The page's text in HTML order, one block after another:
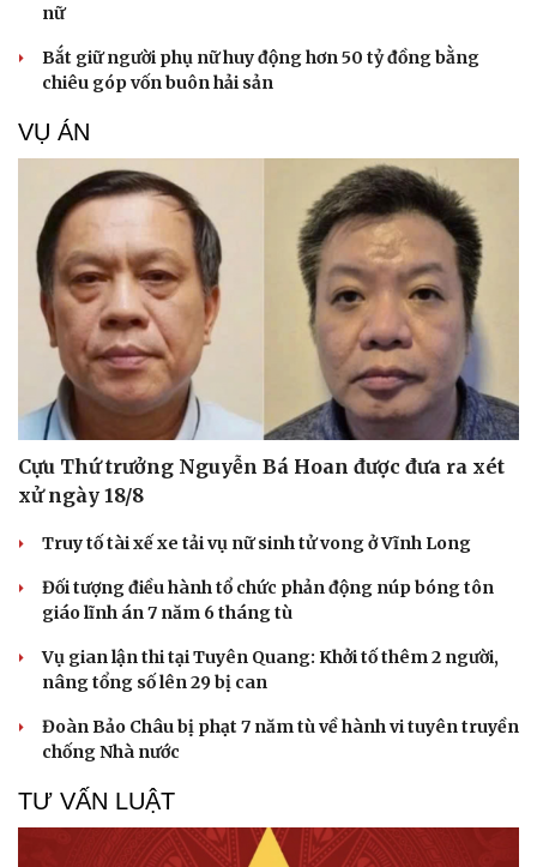
nữ
Bắt giữ người phụ nữ huy động hơn 50 tỷ đồng bằng
chiêu góp vốn buôn hải sản
VỤ ÁN
Cựu Thứ trưởng Nguyễn Bá Hoan được đưa ra xét
xử ngày 18/8
Truy tố tài xế xe tải vụ nữ sinh tử vong ở Vĩnh Long
Đối tượng điều hành tổ chức phản động núp bóng tôn
giáo lĩnh án 7 năm 6 tháng tù
Vụ gian lận thi tại Tuyên Quang: Khởi tố thêm 2 người,
nâng tổng số lên 29 bị can
Đoàn Bảo Châu bị phạt 7 năm tù về hành vi tuyên truyền
chống Nhà nước
TƯ VẤN LUẬT